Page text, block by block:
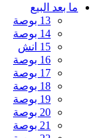
ما بعد البيع
13 بوصة
14 بوصة
15 انش
16 بوصة
17 بوصة
18 بوصة
19 بوصة
20 بوصة
21 بوصة